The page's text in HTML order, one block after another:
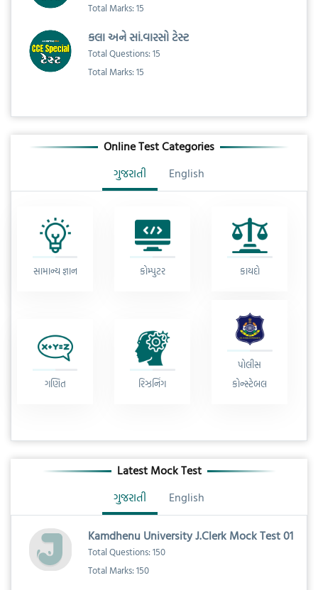
Total Marks: 15
કલા અને સાં.વારસો ટેસ્ટ
Total Questions: 15
Total Marks: 15
Online Test Categories
ગુજરાતી
English
સામાન્ય જ્ઞાન કોમ્પુટર કાયદો
ગણિત રિઝનિંગ
પોલીસ
કોન્સ્ટેબલ
Latest Mock Test
ગુજરાતી
English
Kamdhenu University J.Clerk Mock Test 01
Total Questions: 150
Total Marks: 150